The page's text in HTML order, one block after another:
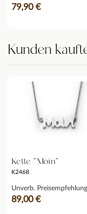
79,90 €
Kunden
Kette "Moin"
K2468
Unverb.
89,00 €